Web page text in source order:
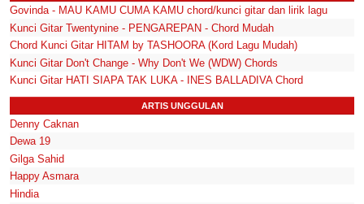
Govinda - MAU KAMU CUMA KAMU chord/kunci gitar dan lirik lagu
Kunci Gitar Twentynine - PENGAREPAN - Chord Mudah
Chord Kunci Gitar HITAM by TASHOORA (Kord Lagu Mudah)
Kunci Gitar Don't Change - Why Don't We (WDW) Chords
Kunci Gitar HATI SIAPA TAK LUKA - INES BALLADIVA Chord
ARTIS UNGGULAN
Denny Caknan
Dewa 19
Gilga Sahid
Happy Asmara
Hindia